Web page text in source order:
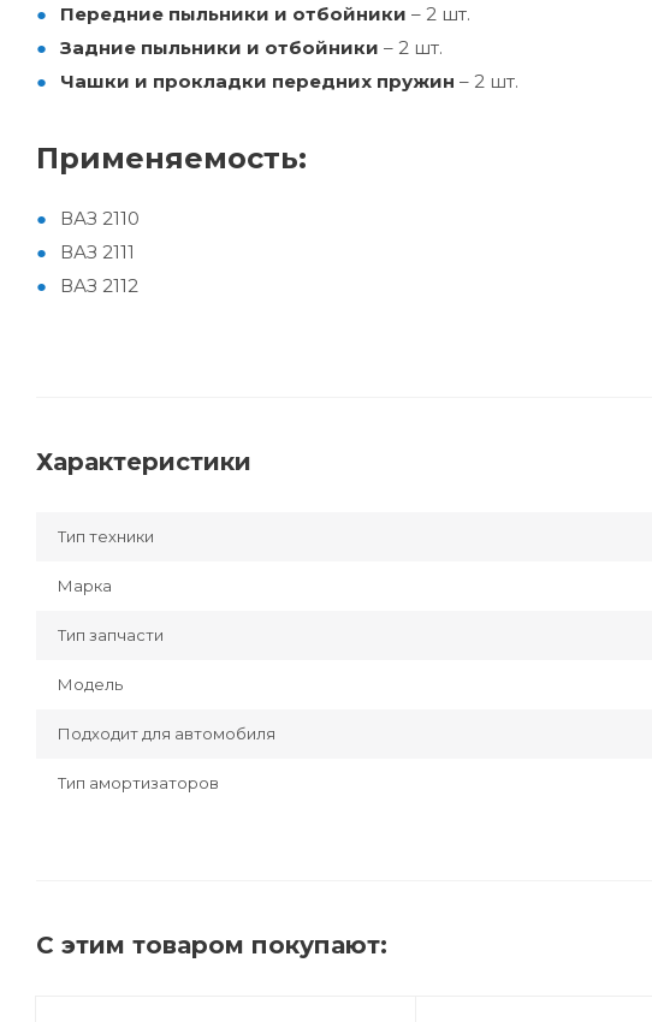
Передние пыльники и отбойники – 2 шт.
Задние пыльники и отбойники – 2 шт.
Чашки и прокладки передних пружин – 2 шт.
Применяемость:
ВАЗ 2110
ВАЗ 2111
ВАЗ 2112
Характеристики
Тип техники
Марка
Тип запчасти
Модель
Подходит для автомобиля
Тип амортизаторов
С этим товаром покупают: